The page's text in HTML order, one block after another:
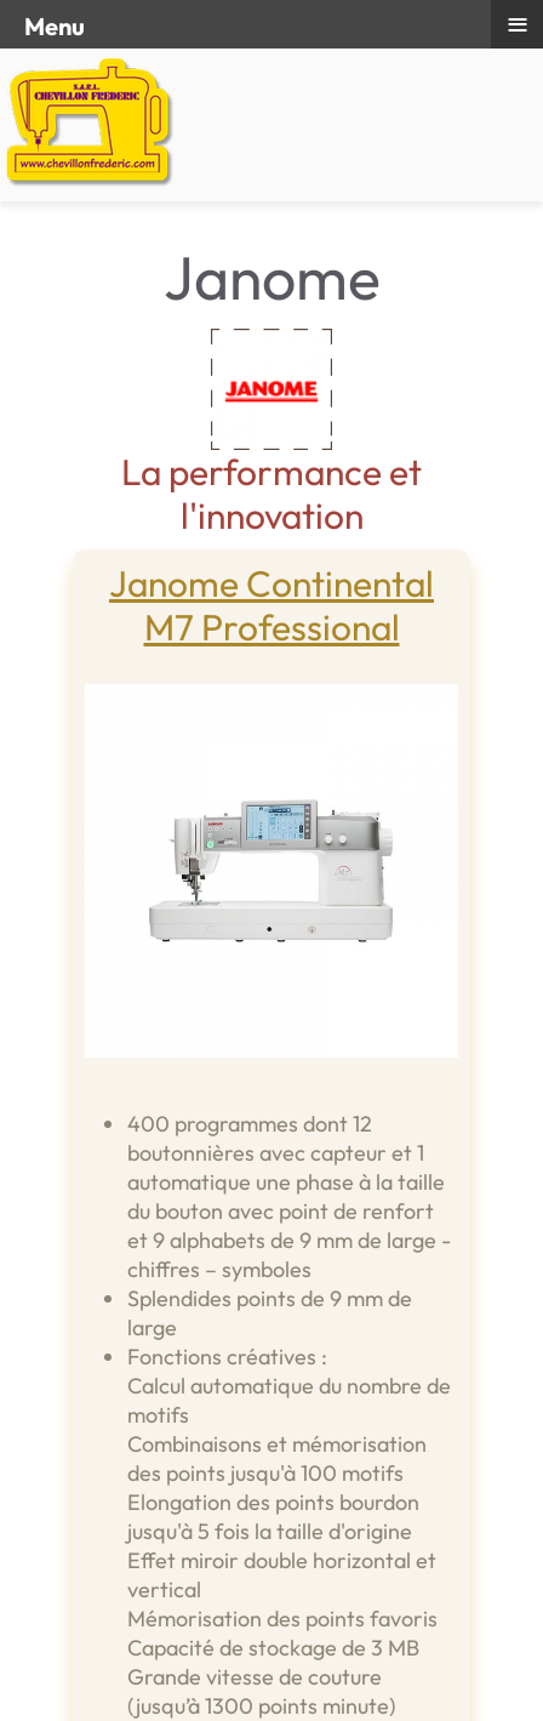
Janome
La performance et
l'innovation
Janome Continental
M7 Professional
400 programmes dont 12
boutonnières avec capteur et 1
automatique une phase à la taille
du bouton avec point de renfort
et 9 alphabets de 9 mm de large -
chiffres – symboles
Splendides points de 9 mm de
large
Fonctions créatives :
Calcul automatique du nombre de
motifs
Combinaisons et mémorisation
des points jusqu'à 100 motifs
Elongation des points bourdon
jusqu'à 5 fois la taille d'origine
Effet miroir double horizontal et
vertical
Mémorisation des points favoris
Capacité de stockage de 3 MB
Grande vitesse de couture
(jusqu’à 1300 points minute)
Menu ≡